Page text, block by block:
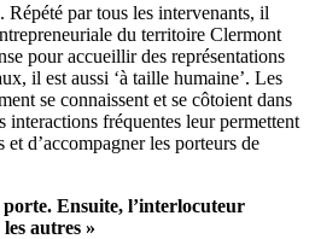
Répété par tous les intervenants, il
du territoire Clermont
pour accueillir des représentations
il est aussi ‘à taille humaine’. Les
se connaissent et se côtoient dans
interactions fréquentes leur permettent
d’accompagner les porteurs de
Ensuite, l’interlocuteur
autres »